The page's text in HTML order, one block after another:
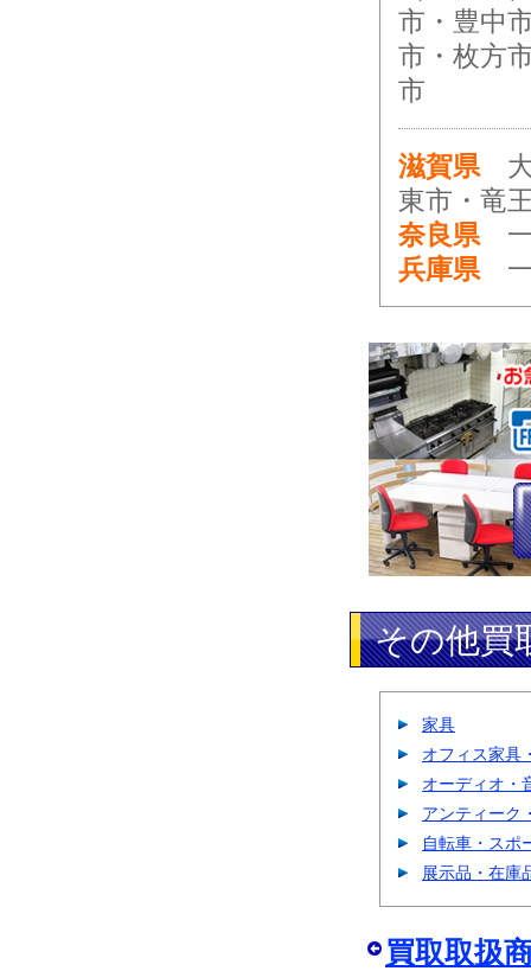
市・豊中
市・枚方
市
滋賀県大
東市・竜
奈良県一
兵庫県一
その他買
家具
オフィス家具
オーディオ・
アンティーク
自転車・スポ
展示品・在庫
買取取扱